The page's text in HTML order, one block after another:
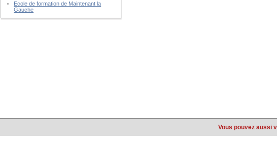
Ecole de formation de Maintenant la
Gauche
Vous pouvez aussi